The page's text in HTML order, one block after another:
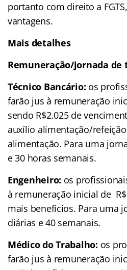
portanto com direito a
vantagens.
Mais detalhes
Remuneração/jornada de
Técnico Bancário: os
farão jus à remuneração
sendo R$2.025 de
auxílio alimentação/refeição
alimentação. Para uma
e 30 horas semanais.
Engenheiro: os
à remuneração inicial de
mais benefícios. Para uma
diárias e 40 semanais.
Médico do Trabalho: os
farão jus à remuneração